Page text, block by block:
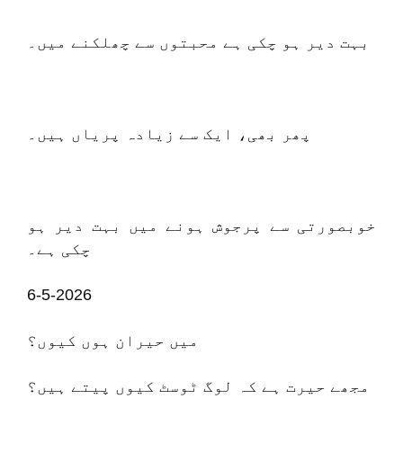
بہت دیر ہو چکی ہے محبتوں سے چھلکنے میں۔
پھر بھی، ایک سے زیادہ پریاں ہیں۔
خوبصورتی سے پرجوش ہونے میں بہت دیر ہو
چکی ہے۔
6-5-2026
میں حیران ہوں کیوں؟
مجھے حیرت ہے کہ لوگ ٹوسٹ کیوں پیتے ہیں؟